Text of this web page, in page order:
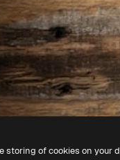
storing of cookies on your